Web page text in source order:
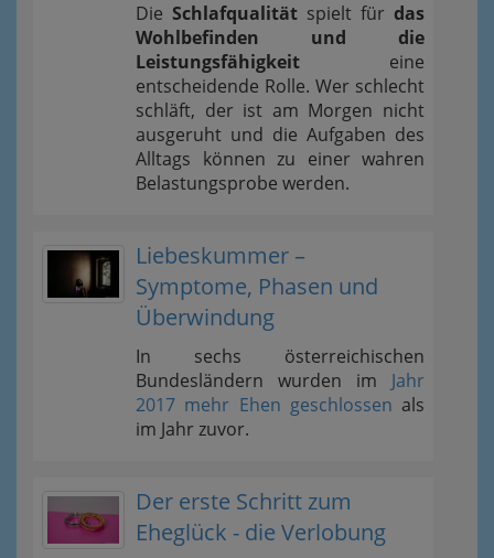
Die Schlafqualität spielt für das
Wohlbefinden und die
Leistungsfähigkeit eine
entscheidende Rolle. Wer schlecht
schläft, der ist am Morgen nicht
ausgeruht und die Aufgaben des
Alltags können zu einer wahren
Belastungsprobe werden.
Liebeskummer –
Symptome, Phasen und
Überwindung
In sechs österreichischen
Bundesländern wurden im Jahr
2017 mehr Ehen geschlossen als
im Jahr zuvor.
Der erste Schritt zum
Eheglück - die Verlobung